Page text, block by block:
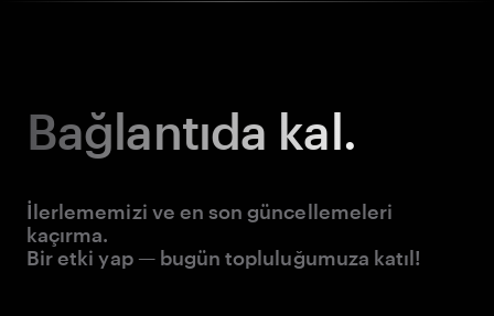
Bağlantıda kal.
İlerlememizi ve en son güncellemeleri
kaçırma.
Bir etki yap — bugün topluluğumuza katıl!